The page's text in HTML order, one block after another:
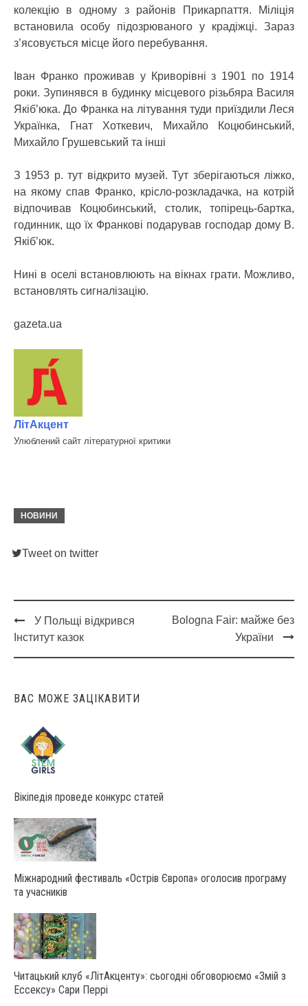
колекцію в одному з районів Прикарпаття. Міліція
встановила особу підозрюваного у крадіжці. Зараз
з’ясовується місце його перебування.
Іван Франко проживав у Криворівні з 1901 по 1914
роки. Зупинявся в будинку місцевого різьбяра Василя
Якіб’юка. До Франка на літування туди приїздили Леся
Українка, Гнат Хоткевич, Михайло Коцюбинський,
Михайло Грушевський та інші
З 1953 р. тут відкрито музей. Тут зберігаються ліжко,
на якому спав Франко, крісло-розкладачка, на котрій
відпочивав Коцюбинський, столик, топірець-бартка,
годинник, що їх Франкові подарував господар дому В.
Якіб’юк.
Нині в оселі встановлюють на вікнах грати. Можливо,
встановлять сигналізацію.
gazeta.ua
ЛітАкцент
Улюблений сайт літературної критики
НОВИНИ
Tweet on twitter
Post
navigation
У Польщі відкрився
Інститут казок
Bologna Fair: майже без
України
ВАС МОЖЕ ЗАЦІКАВИТИ
Вікіпедія проведе конкурс статей
Міжнародний фестиваль «Острів Європа» оголосив програму
та учасників
Читацький клуб «ЛітАкценту»: сьогодні обговорюємо «Змій з
Ессексу» Сари Перрі